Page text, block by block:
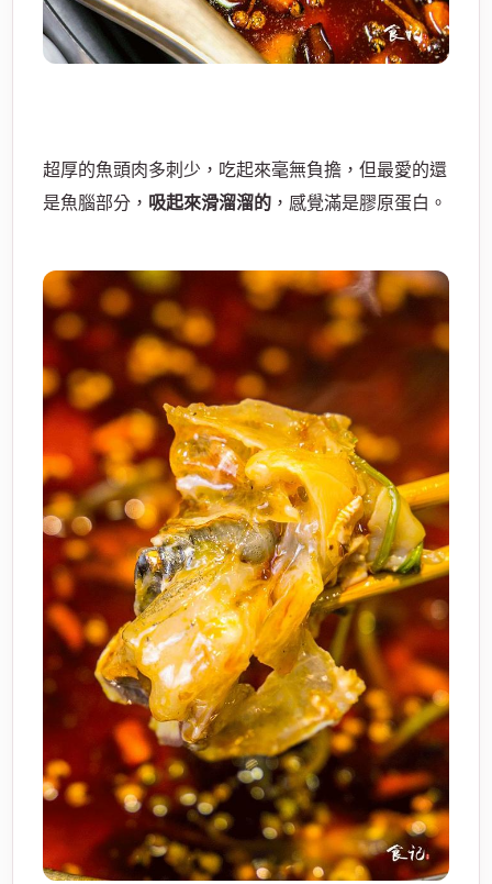
超厚的魚頭肉多刺少，吃起來毫無負擔，但最愛的還
是魚腦部分， 吸起來滑溜溜的 ，感覺滿是膠原蛋白。